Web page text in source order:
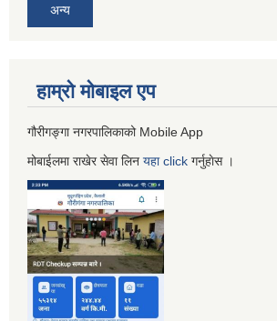
अन्य
हाम्रो माेबाइल एप
गौरीगङ्गा नगरपालिकाको Mobile App
मोबाईलमा राखेर सेवा लिन यहाclick गर्नुहाेस ।